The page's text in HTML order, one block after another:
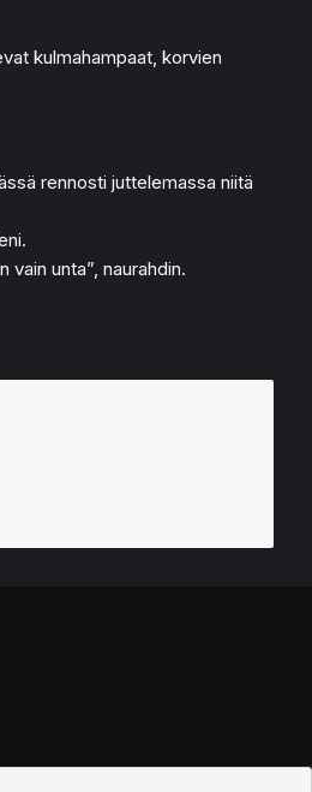
kulmahampaat, korvien
rennosti juttelemassa niitä
vain unta”, naurahdin.